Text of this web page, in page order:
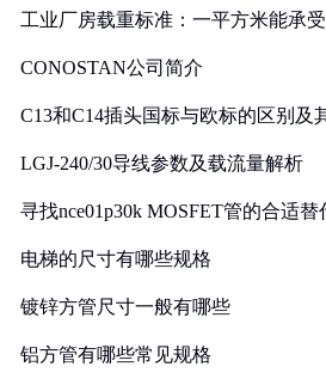
工业厂房载重标准：一平方米能承
CONOSTAN公司简介
C13和C14插头国标与欧标的区别及
LGJ-240/30导线参数及载流量解析
寻找nce01p30k MOSFET管的合适替
电梯的尺寸有哪些规格
镀锌方管尺寸一般有哪些
铝方管有哪些常见规格